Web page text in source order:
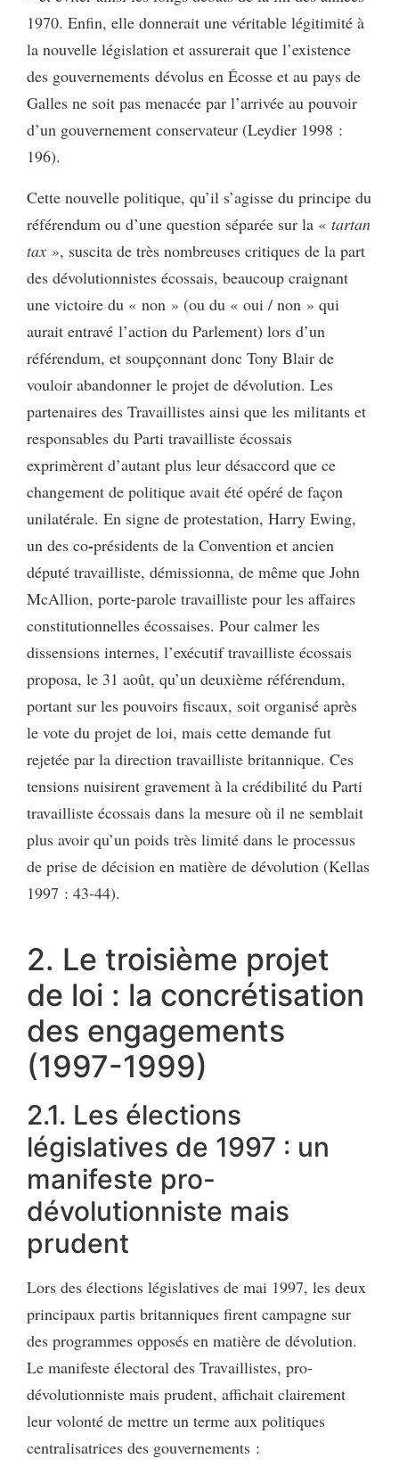
1970. Enfin, elle donnerait une véritable légitimité à
la nouvelle législation et assurerait que l’existence
des gouvernements dévolus en Écosse et au pays de
Galles ne soit pas menacée par l’arrivée au pouvoir
d’un gouvernement conservateur (Leydier 1998 :
196).
Cette nouvelle politique, qu’il s’agisse du principe du
référendum ou d’une question séparée sur la « tartan
tax », suscita de très nombreuses critiques de la part
des dévolutionnistes écossais, beaucoup craignant
une victoire du « non » (ou du « oui / non » qui
aurait entravé l’action du Parlement) lors d’un
référendum, et soupçonnant donc Tony Blair de
vouloir abandonner le projet de dévolution. Les
partenaires des Travaillistes ainsi que les militants et
responsables du Parti travailliste écossais
exprimèrent d’autant plus leur désaccord que ce
changement de politique avait été opéré de façon
unilatérale. En signe de protestation, Harry Ewing,
un des co-présidents de la Convention et ancien
député travailliste, démissionna, de même que John
McAllion, porte-parole travailliste pour les affaires
constitutionnelles écossaises. Pour calmer les
dissensions internes, l’exécutif travailliste écossais
proposa, le 31 août, qu’un deuxième référendum,
portant sur les pouvoirs fiscaux, soit organisé après
le vote du projet de loi, mais cette demande fut
rejetée par la direction travailliste britannique. Ces
tensions nuisirent gravement à la crédibilité du Parti
travailliste écossais dans la mesure où il ne semblait
plus avoir qu’un poids très limité dans le processus
de prise de décision en matière de dévolution (Kellas
1997 : 43-44).
2. Le troisième projet
de loi : la concrétisation
des engagements
(1997-1999)
2.1. Les élections
législatives de 1997 : un
manifeste pro-
dévolutionniste mais
prudent
Lors des élections législatives de mai 1997, les deux
principaux partis britanniques firent campagne sur
des programmes opposés en matière de dévolution.
Le manifeste électoral des Travaillistes, pro-
dévolutionniste mais prudent, affichait clairement
leur volonté de mettre un terme aux politiques
centralisatrices des gouvernements :